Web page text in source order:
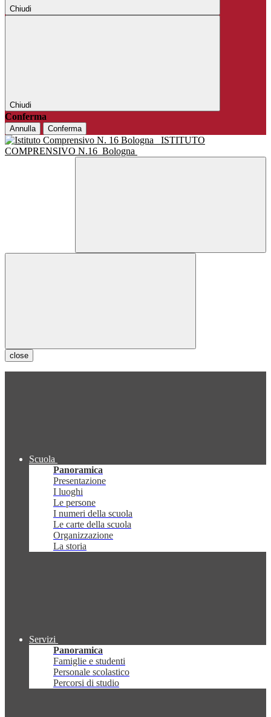
Chiudi
Chiudi
Conferma
Annulla Conferma
ISTITUTO
COMPRENSIVO N.16 Bologna
close
Scuola
Panoramica
Presentazione
I luoghi
Le persone
I numeri della scuola
Le carte della scuola
Organizzazione
La storia
Servizi
Panoramica
Famiglie e studenti
Personale scolastico
Percorsi di studio